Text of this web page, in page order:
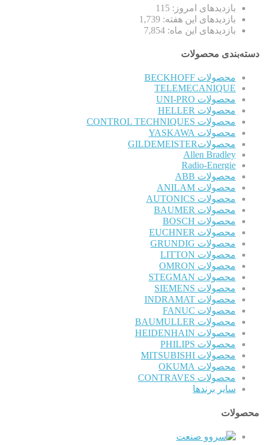
بازدیدهای امروز: 115
بازدیدهای این هفته: 1,739
بازدیدهای این ماه: 7,854
دسته‌بندی محصولات
محصولات BECKHOFF
TELEMECANIQUE
محصولات UNI-PRO
محصولات HELLER
محصولات CONTROL TECHNIQUES
محصولات YASKAWA
محصولاتGILDEMEISTER
Allen Bradley
Radio-Energie
محصولات ABB
محصولات ANILAM
محصولات AUTONICS
محصولات BAUMER
محصولات BOSCH
محصولات EUCHNER
محصولات GRUNDIG
محصولات LITTON
محصولات OMRON
محصولات STEGMAN
محصولات SIEMENS
محصولات INDRAMAT
محصولات FANUC
محصولات BAUMULLER
محصولات HEIDENHAIN
محصولات PHILIPS
محصولات MITSUBISHI
محصولات OKUMA
محصولات CONTRAVES
سایر برندها
محصولات